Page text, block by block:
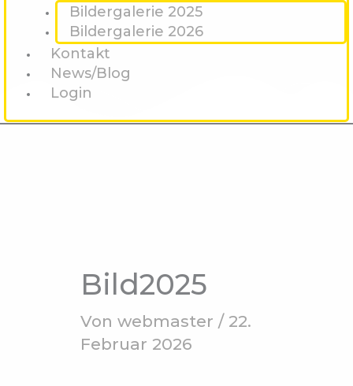
Bildergalerie 2025
Bildergalerie 2026
Kontakt
News/Blog
Login
Bild2025
Von webmaster / 22.
Februar 2026